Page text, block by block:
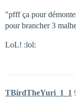
"pfff ça pour
pour brancher 3
LoL! :lol:
TBirdTheYuri_1_1